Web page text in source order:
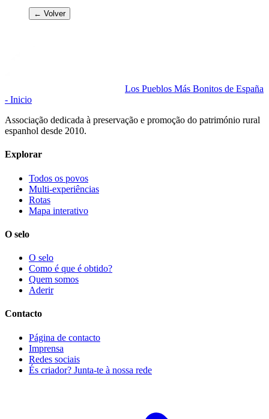
← Volver
Los Pueblos Más Bonitos de España
- Inicio
Associação dedicada à preservação e promoção do património rural
espanhol desde 2010.
Explorar
Todos os povos
Multi-experiências
Rotas
Mapa interativo
O selo
O selo
Como é que é obtido?
Quem somos
Aderir
Contacto
Página de contacto
Imprensa
Redes sociais
És criador? Junta-te à nossa rede